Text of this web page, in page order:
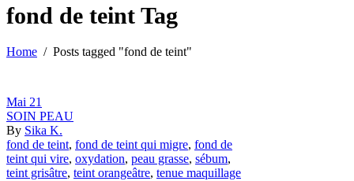
fond de teint Tag
Home / Posts tagged "fond de teint"
Mai 21
SOIN PEAU
By Sika K.
fond de teint, fond de teint qui migre, fond de
teint qui vire, oxydation, peau grasse, sébum,
teint grisâtre, teint orangeâtre, tenue maquillage